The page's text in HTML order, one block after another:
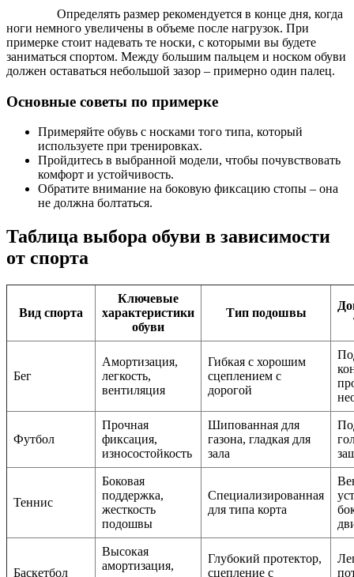
Определять размер рекомендуется в конце дня, когда
ноги немного увеличены в объеме после нагрузок. При
примерке стоит надевать те носки, с которыми вы будете
заниматься спортом. Между большим пальцем и носком обуви
должен оставаться небольшой зазор – примерно один палец.
Основные советы по примерке
Примеряйте обувь с носками того типа, который
используете при тренировках.
Пройдитесь в выбранной модели, чтобы почувствовать
комфорт и устойчивость.
Обратите внимание на боковую фиксацию стопы – она
не должна болтаться.
Таблица выбора обуви в зависимости
от спорта
Вид спорта
Ключевые
характеристики
обуви
Тип подошвы
Бег
Амортизация,
легкость,
вентиляция
Гибкая с хорошим
сцеплением с
дорогой
Футбол
Прочная
фиксация,
износостойкость
Шипованная для
газона, гладкая для
зала
Теннис
Боковая
поддержка,
жесткость
подошвы
Специализированная
для типа корта
Баскетбол
Высокая
амортизация,
Глубокий протектор,
сцепление с